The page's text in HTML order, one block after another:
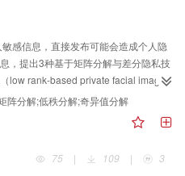
感信息，直接发布可能会造成个人隐
，提出3种基于矩阵分解与差分隐私技
low rank-based private facial image
private facial image release
private facial image release
带来的噪音误差，3种算法均将人脸图
分解与奇异值分解技术压缩图像。在
参数r会直接制约由拉普拉斯机制引起
阵分解;低秩分解;奇异值分解
75
| 109 | 3